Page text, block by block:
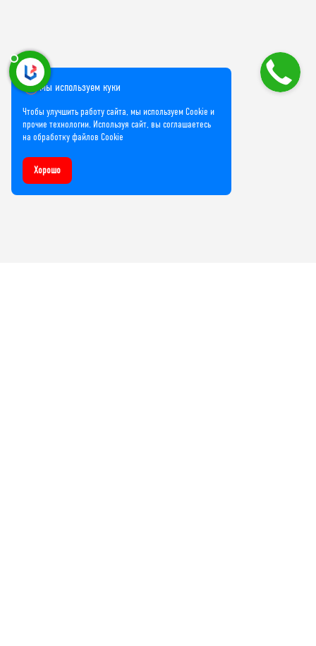
Мы используем куки
Чтобы улучшить работу сайта, мы используем Cookie и
прочие технологии. Используя сайт, вы соглашаетесь
на обработку файлов Cookie
Хорошо